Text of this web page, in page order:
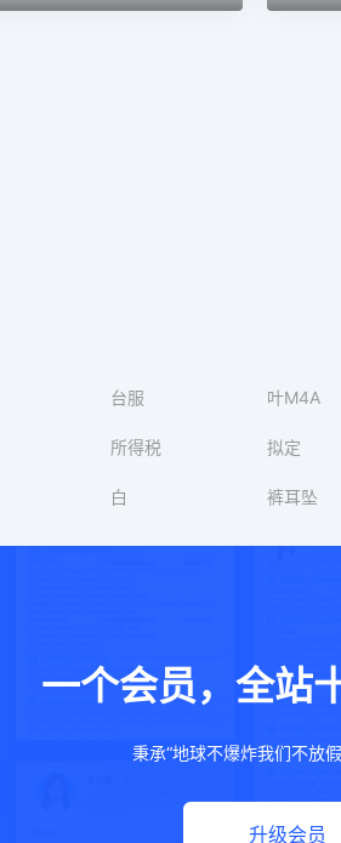
台服 叶M4A
所得税 拟定
白 裤耳坠
一个会员，全站
秉承“地球不爆炸我们不放
升级会员